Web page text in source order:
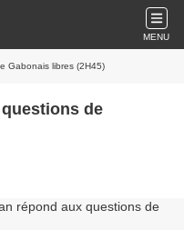
MENU
Gabonais libres (2H45)
de